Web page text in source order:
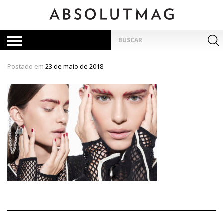
por:
Postado em 23 de maio de 2018